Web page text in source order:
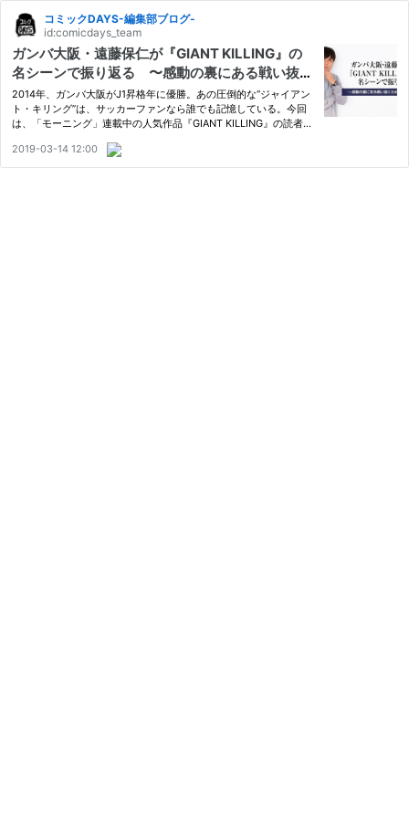
コミックDAYS-編集部ブログ-
id:comicdays_team
ガンバ大阪・遠藤保仁が『GIANT KILLING』の
名シーンで振り返る 〜感動の裏にある戦い抜く
ためのメンタル〜【2】
2014年、ガンバ大阪がJ1昇格年に優勝。あの圧倒的な“ジャイアン
ト・キリング”は、サッカーファンなら誰でも記憶している。今回
は、「モーニング」連載中の人気作品『GIANT KILLING』の読者で
キリの名シーンを振り返りながら、プロとして戦い抜くためのメン
タ…
2019-03-14 12:00